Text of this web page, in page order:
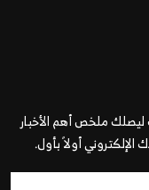
ليصلك ملخص أهم الأخبار
الإلكتروني أولاً بأول.